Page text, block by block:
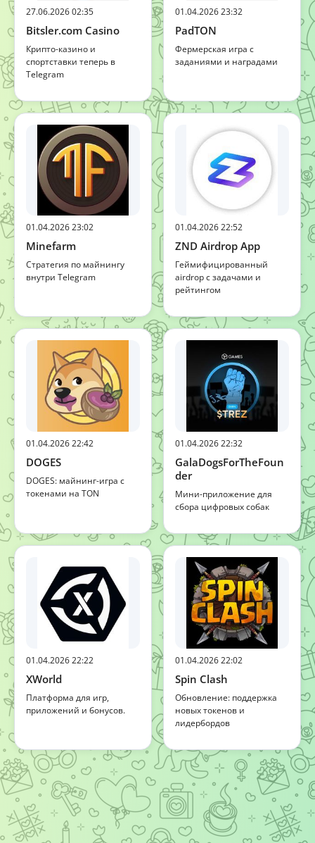
27.06.2026 02:35
Bitsler.com Casino
Крипто-казино и
спортставки теперь в
Telegram
01.04.2026 23:32
PadTON
Фермерская игра с
заданиями и наградами
01.04.2026 23:02
Minefarm
Стратегия по майнингу
внутри Telegram
01.04.2026 22:52
ZND Airdrop App
Геймифицированный
airdrop с задачами и
рейтингом
01.04.2026 22:42
DOGES
DOGES: майнинг-игра с
токенами на TON
01.04.2026 22:32
GalaDogsForTheFoun
der
Мини-приложение для
сбора цифровых собак
01.04.2026 22:22
XWorld
Платформа для игр,
приложений и бонусов.
01.04.2026 22:02
Spin Clash
Обновление: поддержка
новых токенов и
лидербордов